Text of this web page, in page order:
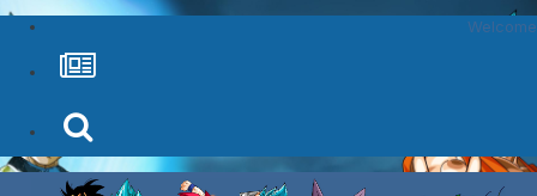
Welcome